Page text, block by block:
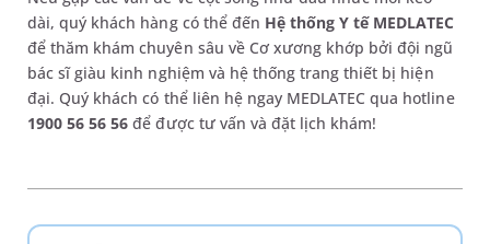
dài, quý khách hàng có thể đến Hệ thống Y tế MEDLATEC
để thăm khám chuyên sâu về Cơ xương khớp bởi đội ngũ
bác sĩ giàu kinh nghiệm và hệ thống trang thiết bị hiện
đại. Quý khách có thể liên hệ ngay MEDLATEC qua hotline
1900 56 56 56 để được tư vấn và đặt lịch khám!